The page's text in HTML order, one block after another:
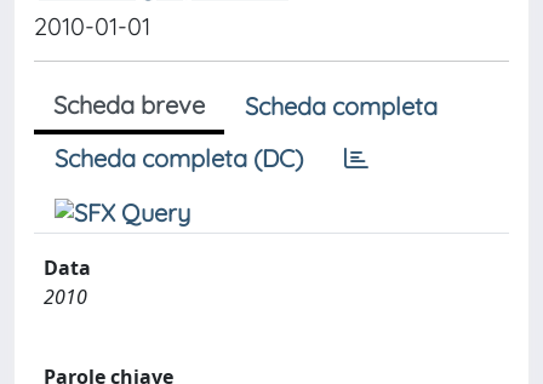
2010-01-01
Scheda breve
Scheda completa
Scheda completa (DC)
Data
2010
Parole chiave